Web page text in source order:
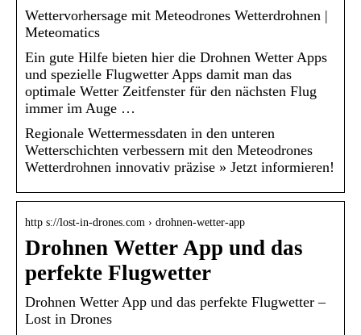
Wettervorhersage mit Meteodrones Wetterdrohnen |
Meteomatics
Ein gute Hilfe bieten hier die Drohnen Wetter Apps
und spezielle Flugwetter Apps damit man das
optimale Wetter Zeitfenster für den nächsten Flug
immer im Auge …
Regionale Wettermessdaten in den unteren
Wetterschichten verbessern mit den Meteodrones
Wetterdrohnen innovativ präzise » Jetzt informieren!
http s://lost-in-drones.com › drohnen-wetter-app
Drohnen Wetter App und das
perfekte Flugwetter
Drohnen Wetter App und das perfekte Flugwetter –
Lost in Drones